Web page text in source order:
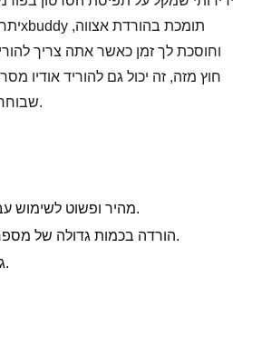
וחוסכת לך זמן כאשר אתה צריך
חוץ מזה, זה יכול גם להוריד אודיו
שבוחר ברצועות אודיו בלבד.
מהיר ופשוט לשימוש עבור כל המשתמשים.
הורדה בכמות גדולה של מספר סרטונים בו זמנית.
גמיש לאוהבי מוזיקה.